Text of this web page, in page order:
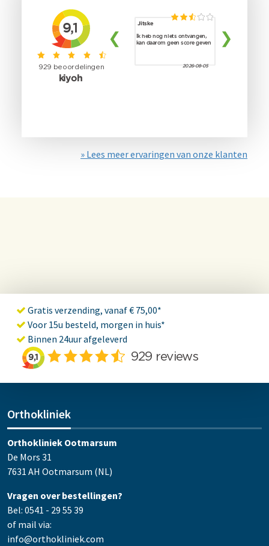
» Lees meer ervaringen van onze klanten
Gratis verzending, vanaf € 75,00*
Voor 15u besteld, morgen in huis*
Binnen 24uur afgeleverd
Orthokliniek
Orthokliniek Ootmarsum
De Mors 31
7631 AH Ootmarsum (NL)
Vragen over bestellingen?
Bel: 0541 - 29 55 39
of mail via:
info@orthokliniek.com